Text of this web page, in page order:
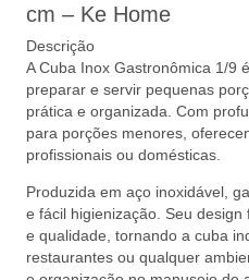
cm – Ke Home
Descrição
A Cuba Inox Gastronômica 1/9
preparar e servir pequenas
prática e organizada. Com
para porções menores,
profissionais ou domésticas.
Produzida em aço inoxidável,
e fácil higienização. Seu
e qualidade, tornando a cuba
restaurantes ou qualquer